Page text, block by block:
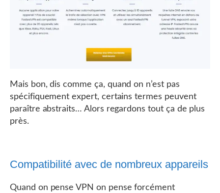
Mais bon, dis comme ça, quand on n’est pas
spécifiquement expert, certains termes peuvent
paraître abstraits… Alors regardons tout ça de plus
près.
Compatibilité avec de nombreux appareils
Quand on pense VPN on pense forcément